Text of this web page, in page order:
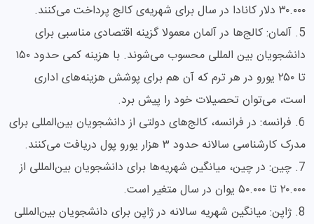
۳۰.۰۰۰ دلار کانادا در سال برای شهریه‌ی کالج پرداخت می‌کنند.
5. آلمان: کالج‌ها در آلمان معمولا گزینه اقتصادی مناسبی برای
دانشجویان بین المللی محسوب می‌شوند. با هزینه کمی حدود ۱۵۰
تا ۲۵۰ یورو در هر ترم که آن هم برای پوشش هزینه‌های اداری
است، می‌توان تحصیلات خود را پیش برد.
6. فرانسه: در فرانسه، کالج‌های دولتی از دانشجویان بین‌المللی برای
مدرک کارشناسی سالانه حدود ۳ هزار یورو پول دریافت می‌کنند.
7. چین: در چین، میانگین شهریه‌ها برای دانشجویان بین‌المللی از
۲۰.۰۰۰ تا ۵۰.۰۰۰ یوان در سال متغیر است.
8. ژاپن: میانگین شهریه سالانه در ژاپن برای دانشجویان بین‌المللی